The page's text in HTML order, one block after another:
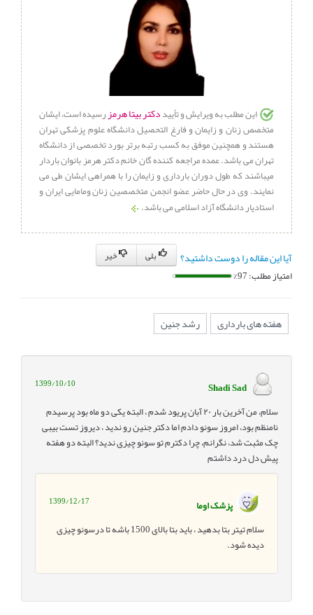
این مطلب به ویرایش و تأییددکتر بیتا هرمزرسیده است، ایشان
متخصص زنان و زایمان و فارغ التحصیل دانشگاه علوم پزشکی تهران
هستند و همچنین موفق به کسب رتبه برتر بورد تخصصی از دانشگاه
تهران می باشد. عمده مراجعه کننده گان خانم دکتر هرمز بانوان باردار
میباشند که طول دوران بارداری و زایمان را با همراهی ایشان طی می
نمایند. وی در حال حاضر عضو انجمن متخصصین زنان و‌مامایی ایران و
استادیار دانشگاه آزاد اسلامی می باشد.
آیا این مقاله را دوست داشتید؟
امتیاز مطلب: 97%
هفته های بارداری رشد جنین
Shadi Sad
1399/10/10
سلام، من آخرین بار ۲۰ آبان پریود شدم ، البته یکی دو ماه بود پرسیدم
نامنظم بود، امروز سونو دادم اما دکتر جنین رو ندید ، دیروز تست بیبی
چک مثبت شد، نگرانم، چرا دکترم تو سونو چیزی ندید؟ البته دو هفته
پیش دل درد داشتم
پزشک اوما 1399/12/17
سلام تیتر بتا بدهید ، باید بتا بالای 1500 باشه تا درسونو چیزی
دیده شود.